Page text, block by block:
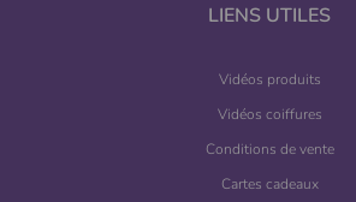
LIENS UTILES
Vidéos produits
Vidéos coiffures
Conditions de vente
Cartes cadeaux